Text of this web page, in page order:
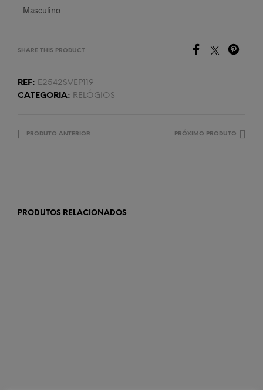
Masculino
SHARE THIS PRODUCT
REF: E2542SVEP119
CATEGORIA: RELÓGIOS
PRODUTO ANTERIOR PRÓXIMO PRODUTO
PRODUTOS RELACIONADOS